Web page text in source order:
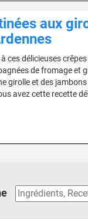
aux
ces délicieuses
de fromage et
girolle et des
avez cette recette